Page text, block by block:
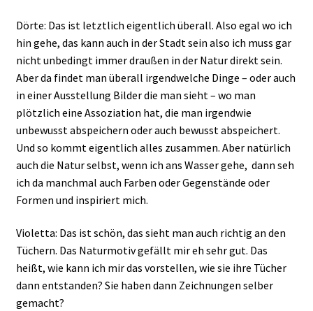
Dörte: Das ist letztlich eigentlich überall. Also egal wo ich
hin gehe, das kann auch in der Stadt sein also ich muss gar
nicht unbedingt immer draußen in der Natur direkt sein.
Aber da findet man überall irgendwelche Dinge – oder auch
in einer Ausstellung Bilder die man sieht – wo man
plötzlich eine Assoziation hat, die man irgendwie
unbewusst abspeichern oder auch bewusst abspeichert.
Und so kommt eigentlich alles zusammen. Aber natürlich
auch die Natur selbst, wenn ich ans Wasser gehe, dann seh
ich da manchmal auch Farben oder Gegenstände oder
Formen und inspiriert mich.
Violetta: Das ist schön, das sieht man auch richtig an den
Tüchern. Das Naturmotiv gefällt mir eh sehr gut. Das
heißt, wie kann ich mir das vorstellen, wie sie ihre Tücher
dann entstanden? Sie haben dann Zeichnungen selber
gemacht?